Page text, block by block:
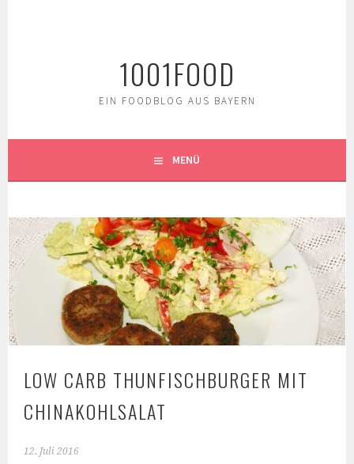
1001FOOD
EIN FOODBLOG AUS BAYERN
MENÜ
LOW CARB THUNFISCHBURGER MIT
CHINAKOHLSALAT
12. Juli 2016